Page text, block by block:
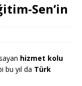
Sen’in
hizmet kolu
bu yıl da Türk